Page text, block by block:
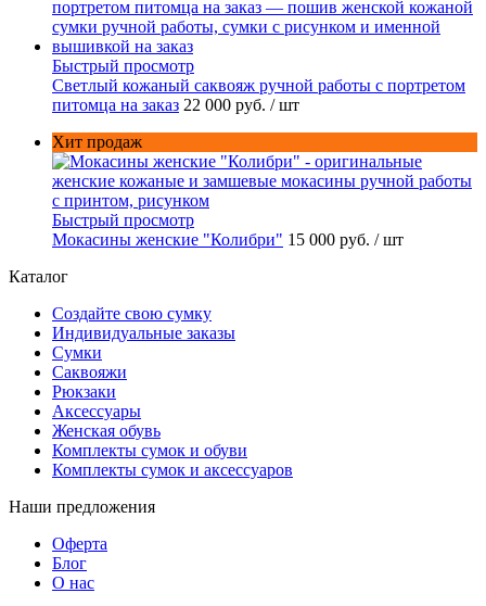
Быстрый просмотр
Светлый кожаный саквояж ручной работы с портретом
питомца на заказ 22 000 руб. / шт
Хит продаж
Быстрый просмотр
Мокасины женские "Колибри" 15 000 руб. / шт
Каталог
Создайте свою сумку
Индивидуальные заказы
Сумки
Саквояжи
Рюкзаки
Аксессуары
Женская обувь
Комплекты сумок и обуви
Комплекты сумок и аксессуаров
Наши предложения
Оферта
Блог
О нас